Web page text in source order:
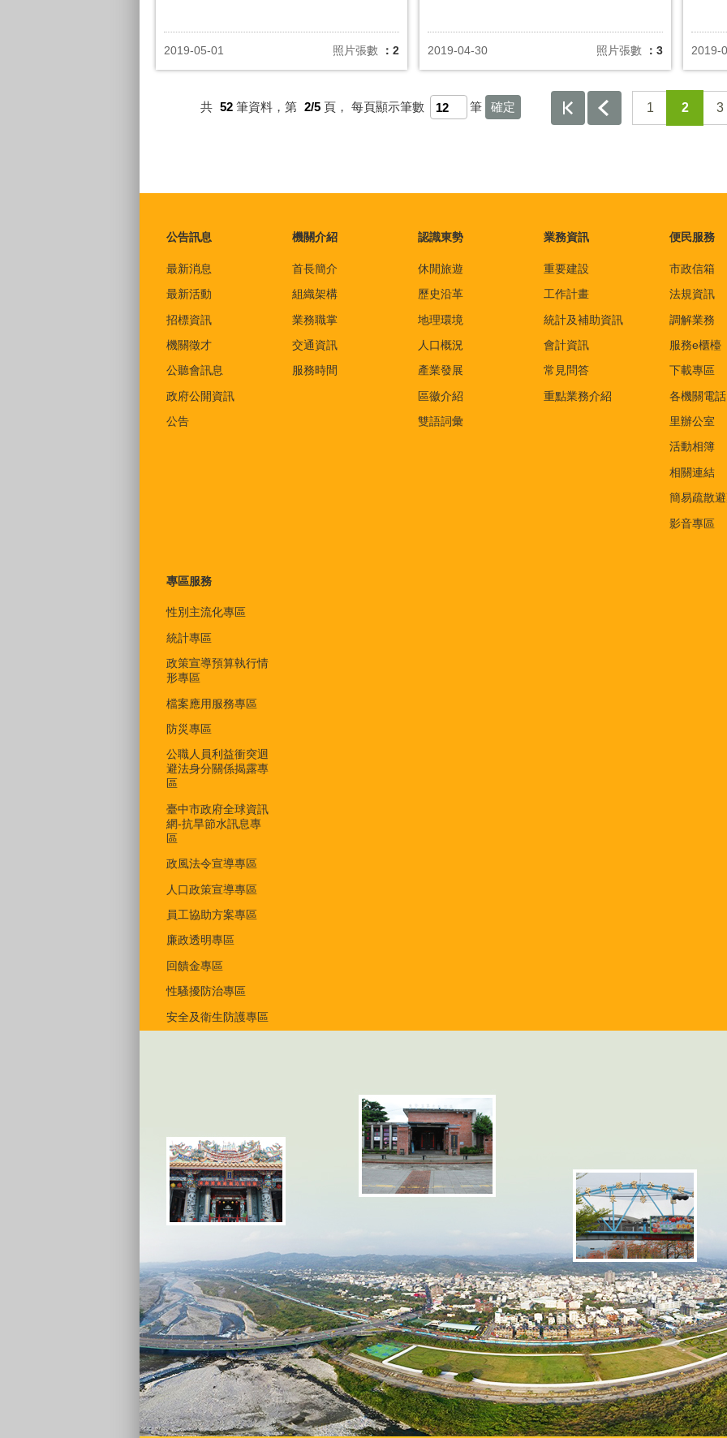
2019-05-01 照片張數 ：2 2019-04-30 照片張數 ：3 2019-
共 52 筆資料，第 2/5 頁， 每頁顯示筆數 筆 1 2 3
公告訊息
最新消息
最新活動
招標資訊
機關徵才
公聽會訊息
政府公開資訊
公告
機關介紹
首長簡介
組織架構
業務職掌
交通資訊
服務時間
認識東勢
休閒旅遊
歷史沿革
地理環境
人口概況
產業發展
區徽介紹
雙語詞彙
業務資訊
重要建設
工作計畫
統計及補助資訊
會計資訊
常見問答
重點業務介紹
便民服務
市政信箱
法規資訊
調解業務
服務e櫃檯
下載專區
各機關電話
里辦公室
活動相簿
相關連結
簡易疏散
影音專區
專區服務
性別主流化專區
統計專區
政策宣導預算執行情
形專區
檔案應用服務專區
防災專區
公職人員利益衝突迴
避法身分關係揭露專
區
臺中市政府全球資訊
網-抗旱節水訊息專
區
政風法令宣導專區
人口政策宣導專區
員工協助方案專區
廉政透明專區
回饋金專區
性騷擾防治專區
安全及衛生防護專區